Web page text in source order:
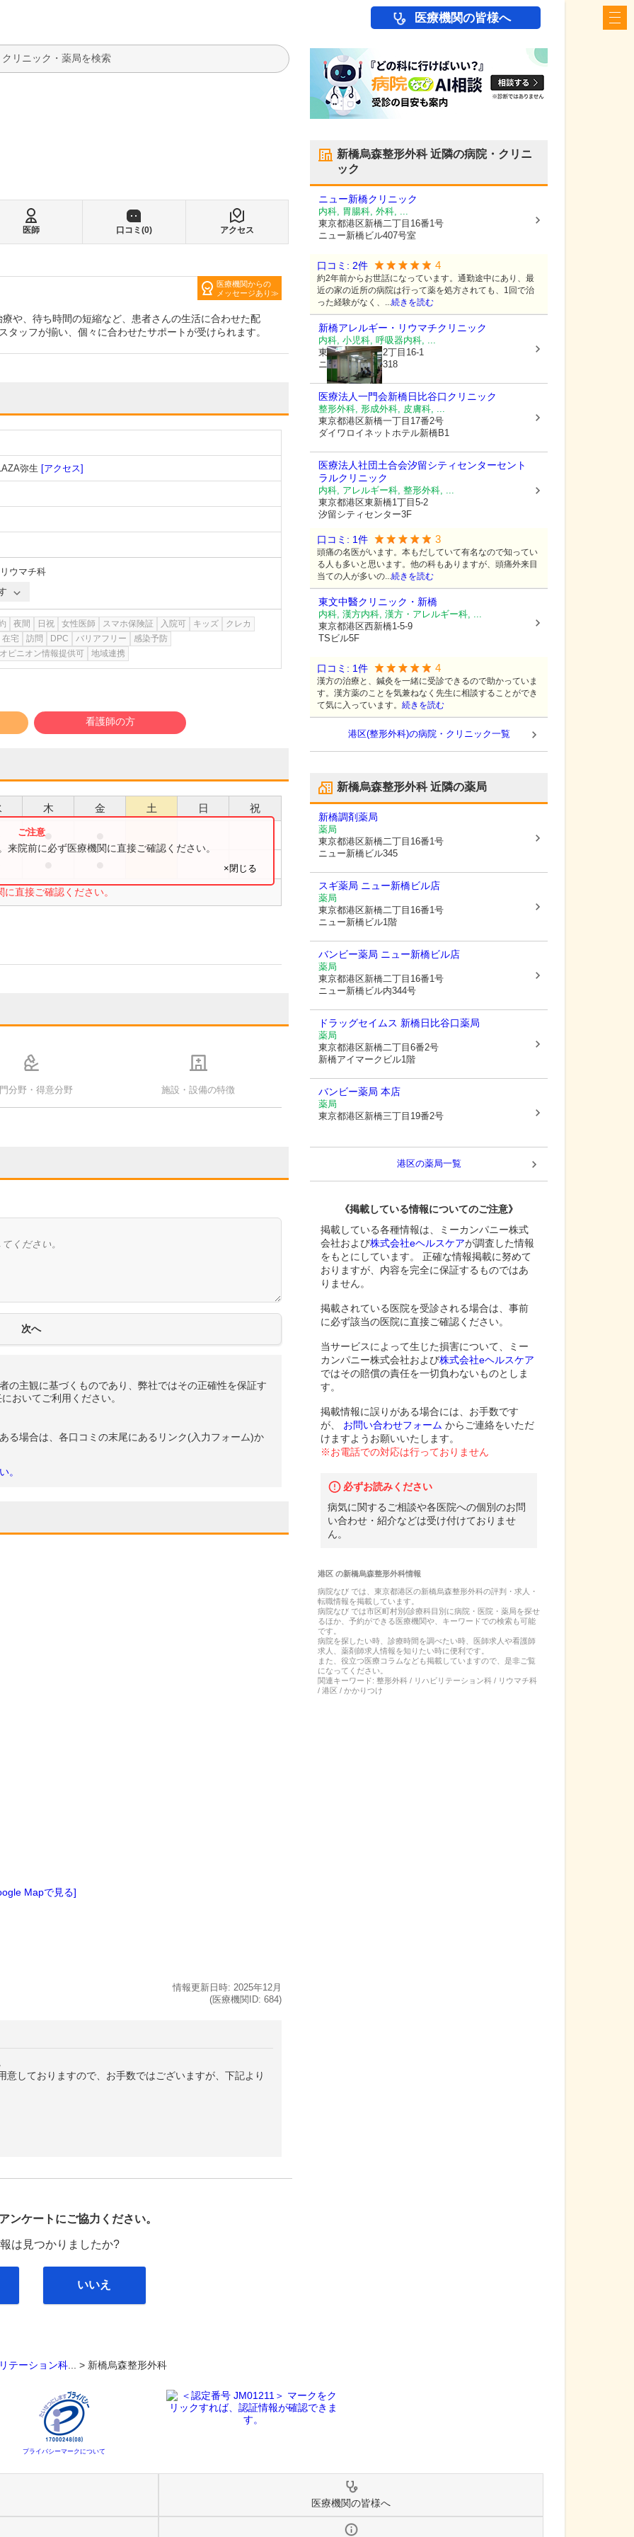
医療機関の皆様へ
検索
医師 口コミ(0) アクセス
医療機関からの
メッセージあり
や、待ち時間の短縮など、患者さんの生活に合わせた配
ッフが揃い、個々に合わせたサポートが受けられます。
弥生 [アクセス]
リウマチ科
夜間 日祝 女性医師 スマホ保険証 入院可 キッズ
クレカ
在宅 訪問 DPC バリアフリー
感染予防
ピニオン情報提供可 地域連携
看護師の方
木 金 土 日 祝
●
直接ご確認ください。
院前に必ず医療機関に直接ご確認ください。
×閉じる
分野・得意分野 施設・設備の特徴
の主観に基づくものであり、弊社ではその正確性を保証す
おいてご利用ください。
る場合は、各口コミの末尾にあるリンク(入力フォーム)か
。
Mapで見る]
情報更新日時: 2025年12月
(医療機関ID: 684)
しておりますので、お手数ではございますが、下記より
ンケートにご協力ください。
は見つかりましたか?
いいえ
新橋烏森整形外科近隣の病院・クリニ
ック
ニュー新橋クリニック
内科, 胃腸科, 外科, ...
東京都港区新橋二丁目16番1号
ニュー新橋ビル407号室
口コミ: 2件 4
約2年前からお世話になっています。通勤途中にあり、最
近の家の近所の病院は行って薬を処方されても、1回で治
った経験がなく、...続きを読む
新橋アレルギー・リウマチクリニック
内科, 小児科, 呼吸器内科, ...
東京都港区新橋2丁目16-1
ニュー新橋ビル318
医療法人一門会新橋日比谷口クリニック
整形外科, 形成外科, 皮膚科, ...
東京都港区新橋一丁目17番2号
ダイワロイネットホテル新橋B1
医療法人社団土合会汐留シティセンターセント
ラルクリニック
内科, アレルギー科, 整形外科, ...
東京都港区東新橋1丁目5-2
汐留シティセンター3F
口コミ: 1件 3
頭痛の名医がいます。本もだしていて有名なので知ってい
る人も多いと思います。他の科もありますが、頭痛外来目
当ての人が多いの...続きを読む
東文中醫クリニック・新橋
内科, 漢方内科, 漢方・アレルギー科, ...
東京都港区西新橋1-5-9
TSビル5F
口コミ: 1件 4
漢方の治療と、鍼灸を一緒に受診できるので助かっていま
す。漢方薬のことを気兼ねなく先生に相談することができ
て気に入っています。 続きを読む
港区(整形外科)の病院・クリニック一覧
新橋烏森整形外科近隣の薬局
新橋調剤薬局
薬局
東京都港区新橋二丁目16番1号
ニュー新橋ビル345
スギ薬局 ニュー新橋ビル店
薬局
東京都港区新橋二丁目16番1号
ニュー新橋ビル1階
バンビー薬局 ニュー新橋ビル店
薬局
東京都港区新橋二丁目16番1号
ニュー新橋ビル内344号
ドラッグセイムス 新橋日比谷口薬局
薬局
東京都港区新橋二丁目6番2号
新橋アイマークビル1階
バンビー薬局 本店
薬局
東京都港区新橋三丁目19番2号
港区の薬局一覧
《掲載している情報についてのご注意》
掲載している各種情報は、ミーカンパニー株式
会社および株式会社eヘルスケアが調査した情報
をもとにしています。 正確な情報掲載に努めて
おりますが、内容を完全に保証するものではあ
りません。
掲載されている医院を受診される場合は、事前
に必ず該当の医院に直接ご確認ください。
当サービスによって生じた損害について、ミー
カンパニー株式会社および株式会社eヘルスケア
ではその賠償の責任を一切負わないものとしま
す。
掲載情報に誤りがある場合には、お手数です
が、
お問い合わせフォーム からご連絡をいただ
けますようお願いいたします。
※お電話での対応は行っておりません
必ずお読みください
病気に関するご相談や各医院への個別のお問
い合わせ・紹介などは受け付けておりませ
ん。
港区の新橋烏森整形外科情報
病院なび では、 東京都港区の新橋烏森整形外科の評判・求人・
転職情報を掲載しています。
病院なび では市区町村別/診療科目別に病院・医院・薬局を探せ
るほか、予約ができる医療機関や、キーワードでの検索も可能
です。
病院を探したい時、診療時間を調べたい時、医師求人や看護師
求人、薬剤師求人情報を知りたい時に便利です。
また、役立つ医療コラムなども掲載していますので、是非ご覧
になってください。
関連キーワード: 整形外科 / リハビリテーション科 / リウマチ科
/ 港区 / かかりつけ
テーション科 ... > 新橋烏森整形外科
プライバシーマークについて
医療機関の皆様へ